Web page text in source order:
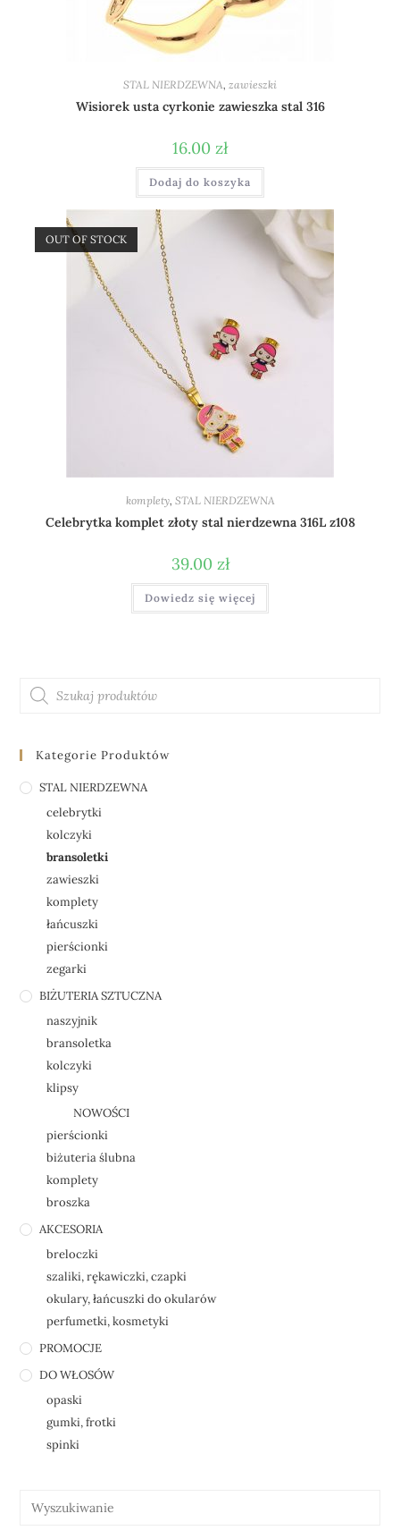
STAL NIERDZEWNA, zawieszki
Wisiorek usta cyrkonie zawieszka stal 316
16.00 zł
Dodaj do koszyka
OUT OF STOCK
komplety, STAL NIERDZEWNA
Celebrytka komplet złoty stal nierdzewna 316L z108
39.00 zł
Dowiedz się więcej
Kategorie Produktów
STAL NIERDZEWNA
celebrytki
kolczyki
bransoletki
zawieszki
komplety
łańcuszki
pierścionki
zegarki
BIŻUTERIA SZTUCZNA
naszyjnik
bransoletka
kolczyki
klipsy
NOWOŚCI
pierścionki
biżuteria ślubna
komplety
broszka
AKCESORIA
breloczki
szaliki, rękawiczki, czapki
okulary, łańcuszki do okularów
perfumetki, kosmetyki
PROMOCJE
DO WŁOSÓW
opaski
gumki, frotki
spinki